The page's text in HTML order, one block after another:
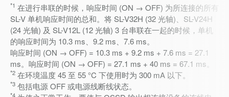
*1 在进行串联的时候，响应时间 (ON → OFF) 为所连接的所有
SL-V 单机响应时间的总和。将 SL-V32H (32 光轴)、SL-V24H
(24 光轴) 及 SL-V12L (12 光轴) 3 台串联在一起的时候，单机
的响应时间为 10.3 ms、9.2 ms、7.6 ms。
响应时间 (ON → OFF) = 10.3 ms + 9.2 ms + 7.6 ms = 27.1
ms。响应时间 (ON → OFF) = 27.1 ms + 40 ms = 67.1 ms。
*2 在环境温度 45 至 55 °C 下使用时为 300 mA 以下。
*3 包括电源 OFF 或电源线断线状态。
*4